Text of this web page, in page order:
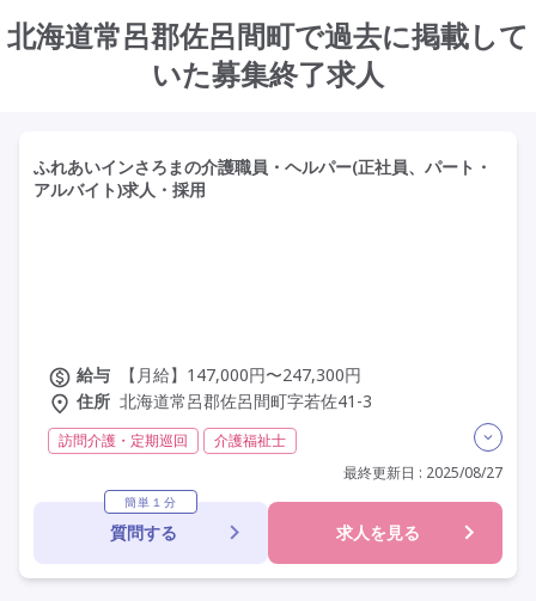
北海道常呂郡佐呂間町で過去に掲載して
いた募集終了求人
ふれあいインさろまの介護職員・ヘルパー(正社員、パート・
アルバイト)求人・採用
給与
【月給】147,000円〜247,300円
住所 北海道常呂郡佐呂間町字若佐41-3
訪問介護・定期巡回
介護福祉士
初任者研修(ヘルパー2級)
常勤 社会保険完備
学歴不問
定年60歳以上
定年65歳以上
定年70歳以上
最終更新日 : 2025/08/27
簡単１分
質問する 求人を見る